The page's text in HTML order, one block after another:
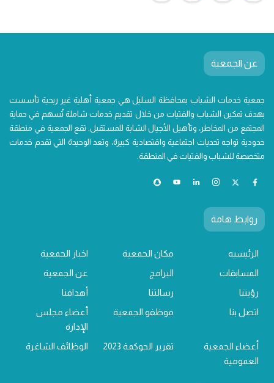
عن الجمعية
جمعية خدمات الشباب بمحافظة السليل هي جمعية أهلية غير ربحية تأسست
بهدف تمكين الشباب والفتيات من خلال تقديم خدمات شاملة تُسهم في حماية
المجتمع من المخاطر، وتأهيل الأجيال الشابة للمستقبل. تقع الجمعية في منطقة
حدودية تواجه تحديات اجتماعية واقتصادية كبيرة، وتعد الوحيدة التي تقدم خدمات
متخصصة للشباب والفتيات في المنطقة.
روابط هامة
الرئيسيه مكان الجمعية
اخبار الجمعية
المسابقات
البرامج
عن الجمعية
رؤيتنا
رسالتنا
أهدافنا
اتصل بنا
موظفو الجمعية
أعضاء مجلس
الإدارة
أعضاء الجمعية
العمومية
تقرير الحوكمة 2023 الوظائف الشاغرة